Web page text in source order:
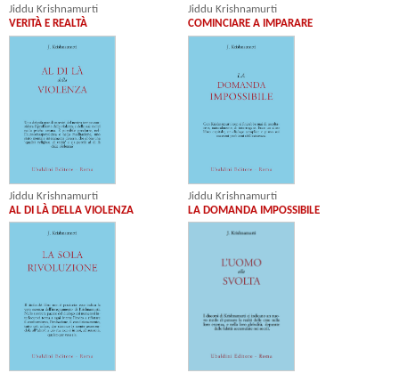
Jiddu Krishnamurti
VERITÀ E REALTÀ
Jiddu Krishnamurti
COMINCIARE A IMPARARE
Jiddu Krishnamurti
AL DI LÀ DELLA VIOLENZA
Jiddu Krishnamurti
LA DOMANDA IMPOSSIBILE